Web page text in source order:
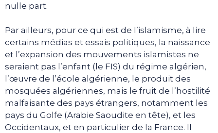
nulle part.
Par ailleurs, pour ce qui est de l’islamisme, à lire
certains médias et essais politiques, la naissance
et l’expansion des mouvements islamistes ne
seraient pas l’enfant (le FIS) du régime algérien,
l’œuvre de l’école algérienne, le produit des
mosquées algériennes, mais le fruit de l’hostilité
malfaisante des pays étrangers, notamment les
pays du Golfe (Arabie Saoudite en tête), et les
Occidentaux, et en particulier de la France. Il